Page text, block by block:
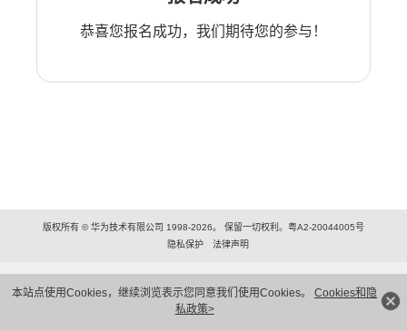
本站点使用Cookies，继续浏览表示您同意我们使用Cookies。 Cookies和隐
私政策>
恭喜您报名成功，我们期待您的参与！
版权所有 © 华为技术有限公司 1998-2026。 保留一切权利。粤A2-20044005号
隐私保护
法律声明